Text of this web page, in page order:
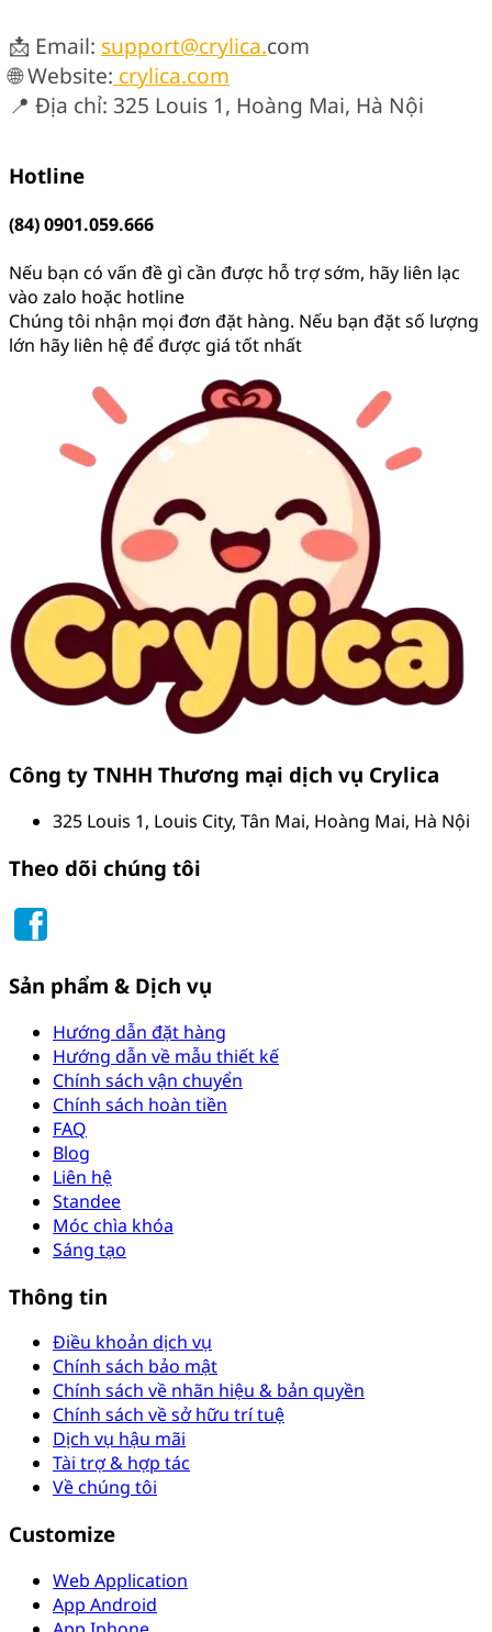
📩 Email: support@crylica.com
🌐 Website: crylica.com
📍 Địa chỉ: 325 Louis 1, Hoàng Mai, Hà Nội
Hotline
(84) 0901.059.666
Nếu bạn có vấn đề gì cần được hỗ trợ sớm, hãy liên lạc
vào zalo hoặc hotline
Chúng tôi nhận mọi đơn đặt hàng. Nếu bạn đặt số lượng
lớn hãy liên hệ để được giá tốt nhất
Công ty TNHH Thương mại dịch vụ Crylica
325 Louis 1, Louis City, Tân Mai, Hoàng Mai, Hà Nội
Theo dõi chúng tôi
Sản phẩm & Dịch vụ
Hướng dẫn đặt hàng
Hướng dẫn về mẫu thiết kế
Chính sách vận chuyển
Chính sách hoàn tiền
FAQ
Blog
Liên hệ
Standee
Móc chìa khóa
Sáng tạo
Thông tin
Điều khoản dịch vụ
Chính sách bảo mật
Chính sách về nhãn hiệu & bản quyền
Chính sách về sở hữu trí tuệ
Dịch vụ hậu mãi
Tài trợ & hợp tác
Về chúng tôi
Customize
Web Application
App Android